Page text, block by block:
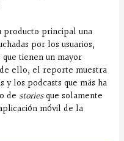
producto principal una
por los usuarios,
tienen un mayor
ello, el reporte muestra
los podcasts que más ha
de storiesque solamente
móvil de la